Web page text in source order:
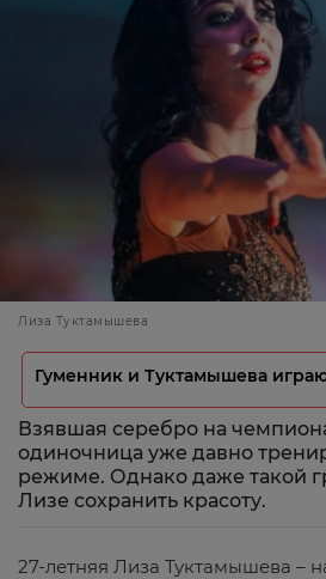
Лиза Туктамышева
Гуменник и Туктамышева
Взявшая серебро на
одиночница уже давно
режиме. Однако даже такой
Лизе сохранить красоту.
27-летняя Лиза Туктамышева –